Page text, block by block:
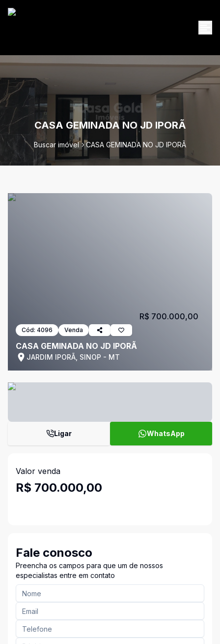
CASA GEMINADA NO JD IPORÃ
Buscar imóvel CASA GEMINADA NO JD IPORÃ
Cód: 4096 Venda
CASA GEMINADA NO JD IPORÃ
JARDIM IPORÃ, SINOP - MT
R$ 700.000,00
Ligar WhatsApp
Valor venda
R$ 700.000,00
Fale conosco
Preencha os campos para que um de nossos
especialistas entre em contato